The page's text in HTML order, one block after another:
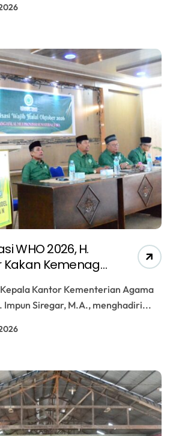
WHO 2026, H.
Kakan Kemenag
Impun Siregar, M.A., menghadiri...